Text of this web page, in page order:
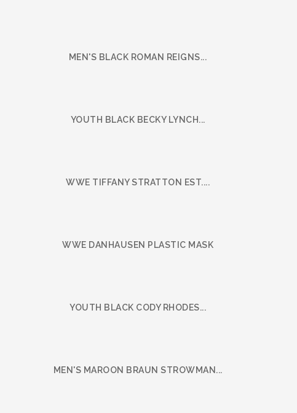
MEN'S BLACK ROMAN REIGNS...
YOUTH BLACK BECKY LYNCH...
WWE TIFFANY STRATTON EST....
WWE DANHAUSEN PLASTIC MASK
YOUTH BLACK CODY RHODES...
MEN'S MAROON BRAUN STROWMAN...